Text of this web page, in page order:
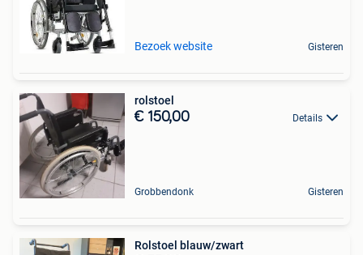
Bezoek website Gisteren
rolstoel
€ 150,00 Details
Grobbendonk Gisteren
Rolstoel blauw/zwart